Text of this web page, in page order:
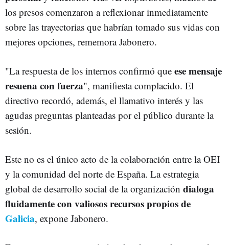
los presos comenzaron a reflexionar inmediatamente
sobre las trayectorias que habrían tomado sus vidas con
mejores opciones, rememora Jabonero.
"La respuesta de los internos confirmó que ese mensaje
resuena con fuerza", manifiesta complacido. El
directivo recordó, además, el llamativo interés y las
agudas preguntas planteadas por el público durante la
sesión.
Este no es el único acto de la colaboración entre la OEI
y la comunidad del norte de España. La estrategia
global de desarrollo social de la organización dialoga
fluidamente con valiosos recursos propios de
Galicia, expone Jabonero.